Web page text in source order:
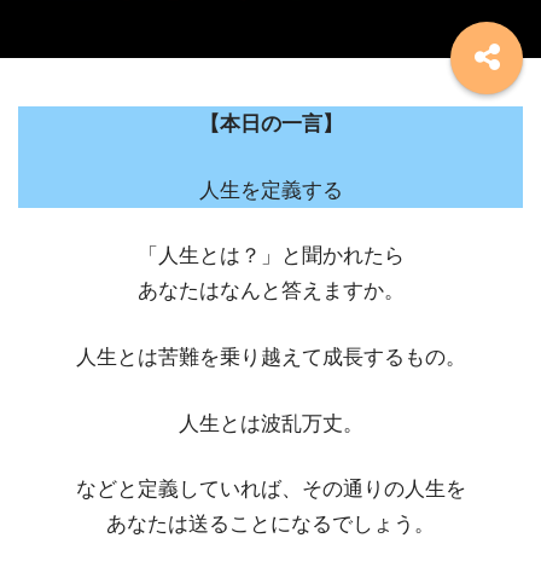
【本日の一言】
人生を定義する
「人生とは？」と聞かれたら
あなたはなんと答えますか。
人生とは苦難を乗り越えて成長するもの。
人生とは波乱万丈。
などと定義していれば、その通りの人生を
あなたは送ることになるでしょう。